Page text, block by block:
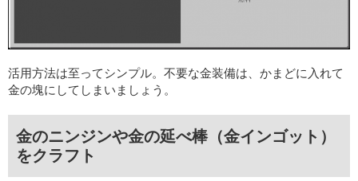
活用方法は至ってシンプル。不要な金装備は、かまどに入れて
金の塊にしてしまいましょう。
金のニンジンや金の延べ棒（金インゴット）
をクラフト